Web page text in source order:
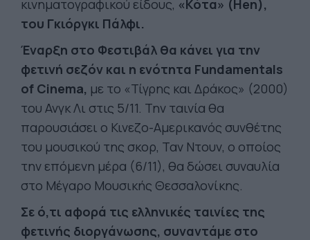
κινηματογραφικού είδους, « Κότα» (Hen),
του Γκιόργκι Πάλφι.
Έναρξη στο Φεστιβάλ θα κάνει για την
φετινή σεζόν και η ενότητα Fundamentals
of Cinema, με το «Τίγρης και Δράκος» (2000)
του Ανγκ Λι στις 5/11. Την ταινία θα
παρουσιάσει ο Κινεζο-Αμερικανός συνθέτης
του μουσικού της σκορ, Ταν Ντουν, ο οποίος
την επόμενη μέρα (6/11), θα δώσει συναυλία
στο Μέγαρο Μουσικής Θεσσαλονίκης.
Σε ό,τι αφορά τις ελληνικές ταινίες της
φετινής διοργάνωσης, συναντάμε στο